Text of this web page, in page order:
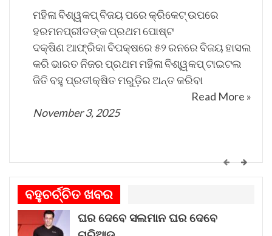
ପ୍ରଥମ ପର୍ଯ୍ୟାୟରେ, 60,000 ହିତାଧିକାରୀଙ୍କୁ ଅନ୍ତର୍ଭୁକ୍ତ
କରାଯାଇଥିଲା, ପରବର୍ତ୍ତୀ ପର୍ଯ୍ୟାୟରେ 50,000
ହିତାଧିକାରୀଙ୍କୁ ଅନ୍ତର୍ଭୁକ୍ତ କରାଯାଇଛି। ବର୍ତ୍ତମାନର
ପର୍ଯ୍ୟାୟରେ ଆଉ 48,693 ହିତାଧିକାରୀଙ୍କୁ ଯୋଡାଯାଇଛି
ଯେଉଁମାନେ ଏବେ ସେମାନଙ୍କର ପ୍ରଥମ କିସ୍ତି ଆର୍ଥିକ
ସହାୟତା ପାଇବେ। ଆହୁରି ପଢନ୍ତୁ: ସୁଭଦ୍ରା ଯୋଜନାରେ
ଝିଅମାନେ 18,000 ଟଙ୍କା କିମ୍ବା ତା’ଠାରୁ ଅଧିକ ପାଉଛନ୍ତି।
ଯୋଜନା ଅଧୀନରେ ଯୋଗ୍ୟ ବର୍ଗଗୁଡ଼ିକ ସରକାରୀ
ନିର୍ଦ୍ଦେଶାବଳୀ ଅନୁଯାୟୀ, ଯୋଗ୍ୟ ହିତାଧିକାରୀଙ୍କ ମଧ୍ୟରେ
ମହିଳା ବିଶ୍ୱକପ୍ ବିଜୟ ପରେ କ୍ରିକେଟ୍ ଉପରେ
ହରମନପ୍ରୀତଙ୍କ ପ୍ରଥମ ପୋଷ୍ଟ
ଦକ୍ଷିଣ ଆଫ୍ରିକା ବିପକ୍ଷରେ ୫୨ ରନରେ ବିଜୟ ହାସଲ
କରି ଭାରତ ନିଜର ପ୍ରଥମ ମହିଳା ବିଶ୍ୱକପ୍ ଟାଇଟଲ
ଜିତି ବହୁ ପ୍ରତୀକ୍ଷିତ ମରୁଡ଼ିର ଅନ୍ତ କରିବା
Read More »
November 3, 2025
କେମିତି ଚାଲିଛି କଟକ ଐତିହାସିକ ବାଲିଯାତ୍ରା ପ୍ରସ୍ତୁତି
ଗୀତଟି କାନରେ ପଡ଼ିଲେ, ଆଖି ଆଗରେ ନାଚିଯାଏ
ଓଡ଼ିଶାର ନୌବାଣିଜ୍ୟ ପରମ୍ପରା । ଓଡ଼ିଶାର ପ୍ରାଚୀନ
ନାମ କଳିଙ୍ଗ । ପ୍ରାଚୀନ କଳିଙ୍ଗକୁ ସମୃଦ୍ଧ କରିଥିଲା
ବହୁଚର୍ଚ୍ଚିତ ଖବର
ଘର ଦେବେ ସଲମାନ ଘର ଦେବେ